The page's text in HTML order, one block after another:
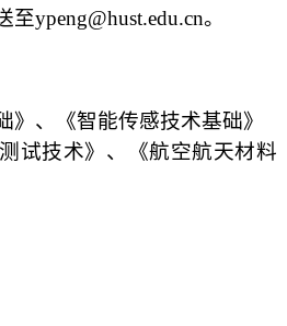
至ypeng@hust.edu.cn。
》、《智能传感技术基础》
试技术》、《航空航天材料